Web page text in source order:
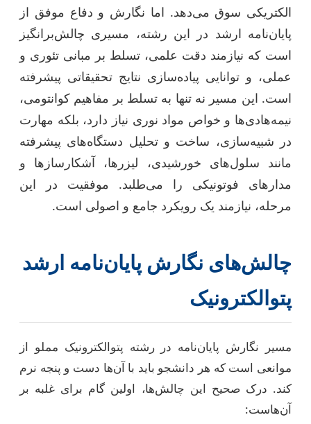
الکتریکی سوق می‌دهد. اما نگارش و دفاع موفق از
پایان‌نامه ارشد در این رشته، مسیری چالش‌برانگیز
است که نیازمند دقت علمی، تسلط بر مبانی تئوری و
عملی، و توانایی پیاده‌سازی نتایج تحقیقاتی پیشرفته
است. این مسیر نه تنها به تسلط بر مفاهیم کوانتومی،
نیمه‌هادی‌ها و خواص مواد نوری نیاز دارد، بلکه مهارت
در شبیه‌سازی، ساخت و تحلیل دستگاه‌های پیشرفته
مانند سلول‌های خورشیدی، لیزرها، آشکارسازها و
مدارهای فوتونیکی را می‌طلبد. موفقیت در این
مرحله، نیازمند یک رویکرد جامع و اصولی است.
چالش‌های نگارش پایان‌نامه ارشد
پتوالکترونیک
مسیر نگارش پایان‌نامه در رشته پتوالکترونیک مملو از
موانعی است که هر دانشجو باید با آن‌ها دست و پنجه نرم
کند. درک صحیح این چالش‌ها، اولین گام برای غلبه بر
آن‌هاست: